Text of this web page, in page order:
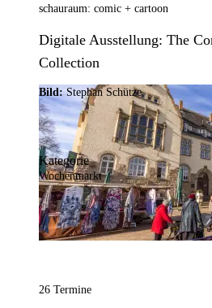
schauraum: comic + cartoon
Digitale Ausstellung: The
Collection
Bild: Stephan Schütze
Kategorie
Wochenmarkt
26 Termine